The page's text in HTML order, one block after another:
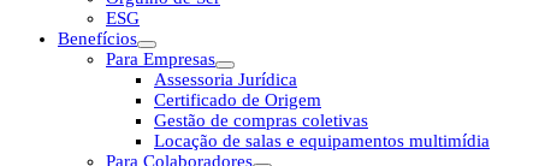
ESG
Benefícios
Para Empresas
Assessoria Jurídica
Certificado de Origem
Gestão de compras coletivas
Locação de salas e equipamentos multimídia
Para Colaboradores